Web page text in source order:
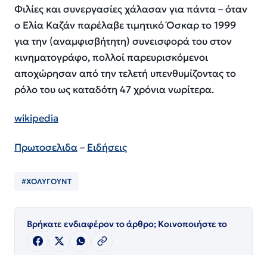
Φιλίες και συνεργασίες χάλασαν για πάντα – όταν
ο Ελία Καζάν παρέλαβε τιμητικό Όσκαρ το 1999
για την (αναμφισβήτητη) συνεισφορά του στον
κινηματογράφο, πολλοί παρευρισκόμενοι
αποχώρησαν από την τελετή υπενθυμίζοντας το
ρόλο του ως καταδότη 47 χρόνια νωρίτερα.
wikipedia
Πρωτοσελιδα– Ειδήσεις
#ΧΟΛΥΓΟΥΝΤ
Βρήκατε ενδιαφέρον το άρθρο; Κοινοποιήστε το